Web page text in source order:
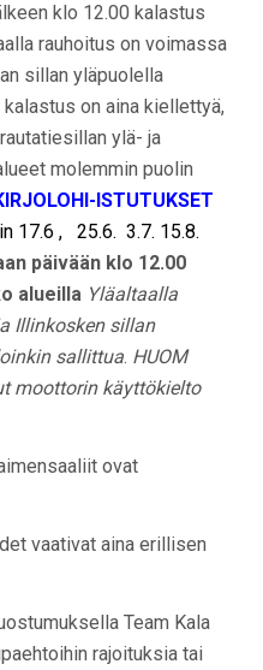
klo 12.00 kalastus
rauhoitus on voimassa
sillan yläpuolella
on aina kiellettyä,
ylä- ja
molemmin puolin
ISTUTUKSET
17.6 , 25.6. 3.7. 15.8.
päivään klo 12.00
alueilla Yläaltaalla
Illinkosken sillan
sallittua. HUOM
moottorin käyttökielto
ovat
vaativat aina erillisen
Team Kala
rajoituksia tai